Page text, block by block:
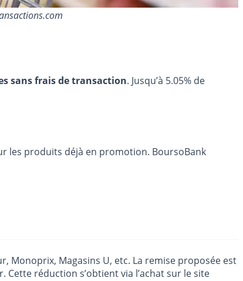
sans frais de transaction. Jusqu’à 5.05% de
les produits déjà en promotion. BoursoBank
Monoprix, Magasins U, etc. La remise proposée est
réduction s’obtient via l’achat sur le site